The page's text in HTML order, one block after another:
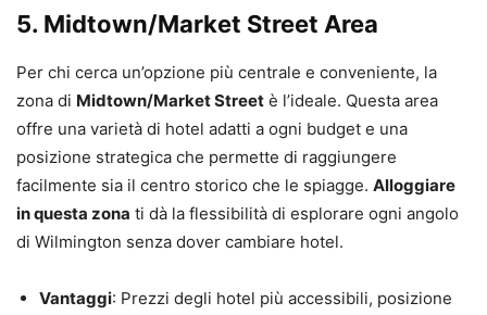
5. Midtown/Market Street Area
Per chi cerca un’opzione più centrale e conveniente, la
zona di Midtown/Market Street è l’ideale. Questa area
offre una varietà di hotel adatti a ogni budget e una
posizione strategica che permette di raggiungere
facilmente sia il centro storico che le spiagge. Alloggiare
in questa zona ti dà la flessibilità di esplorare ogni angolo
di Wilmington senza dover cambiare hotel.
Vantaggi: Prezzi degli hotel più accessibili, posizione